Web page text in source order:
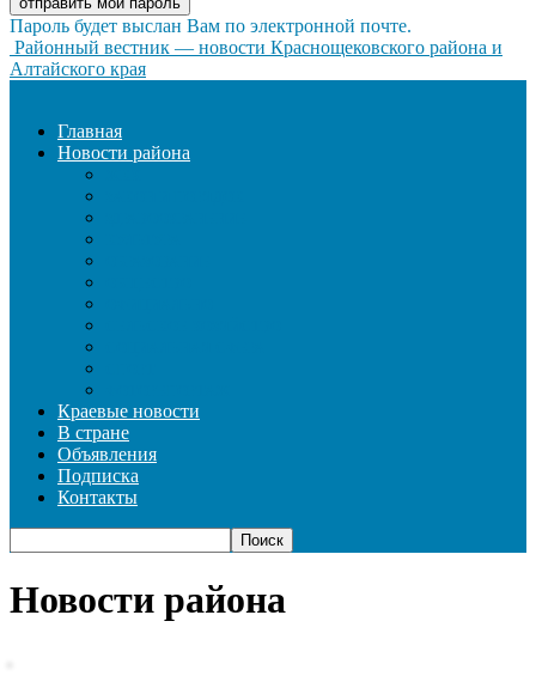
Пароль будет выслан Вам по электронной почте.
Районный вестник — новости Краснощековского района и
Алтайского края
Главная
Новости района
Краевые новости
В стране
Объявления
Подписка
Контакты
Новости района